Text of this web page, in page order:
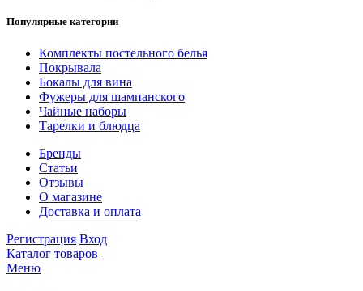
Популярные категории
Комплекты постельного белья
Покрывала
Бокалы для вина
Фужеры для шампанского
Чайные наборы
Тарелки и блюдца
Бренды
Статьи
Отзывы
О магазине
Доставка и оплата
Регистрация Вход
Каталог товаров
Меню